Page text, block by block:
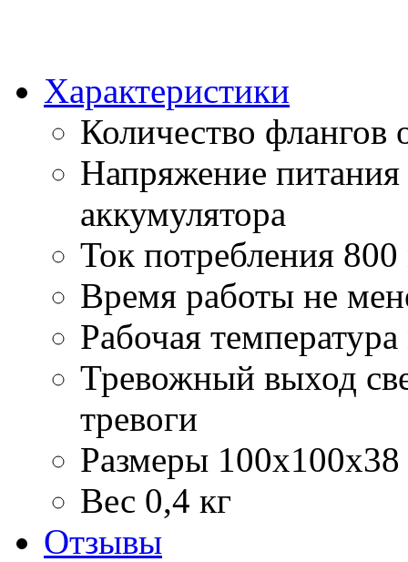
Характеристики
Количество флангов
Напряжение питания
аккумулятора
Ток потребления
Время работы не
Рабочая температура
Тревожный выход
тревоги
Размеры
Вес 0,4 кг
Отзывы